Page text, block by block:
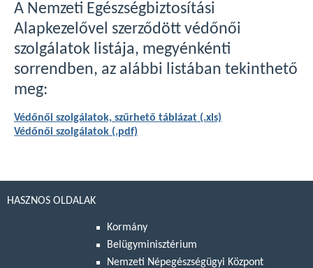
A Nemzeti Egészségbiztosítási
Alapkezelővel szerződött védőnői
szolgálatok listája, megyénkénti
sorrendben, az alábbi listában tekinthető
meg:
Védőnői szolgálatok, szűrhető táblázat (.xls)
Védőnői szolgálatok (.pdf)
HASZNOS OLDALAK
Kormány
Belügyminisztérium
Nemzeti Népegészségügyi Központ